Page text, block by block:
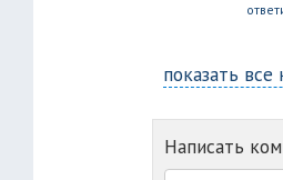
показать
Написать